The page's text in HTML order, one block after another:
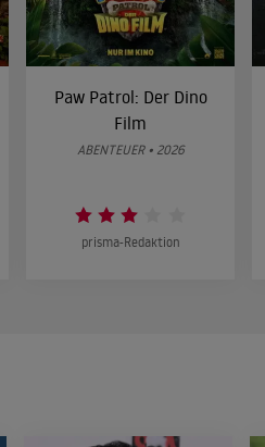
Paw Patrol: Der Dino
Film
ABENTEUER • 2026
prisma-Redaktion